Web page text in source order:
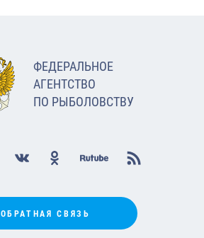
ФЕДЕРАЛЬНОЕ
АГЕНТСТВО
ПО РЫБОЛОВСТВУ
ОБРАТНАЯ СВЯЗЬ